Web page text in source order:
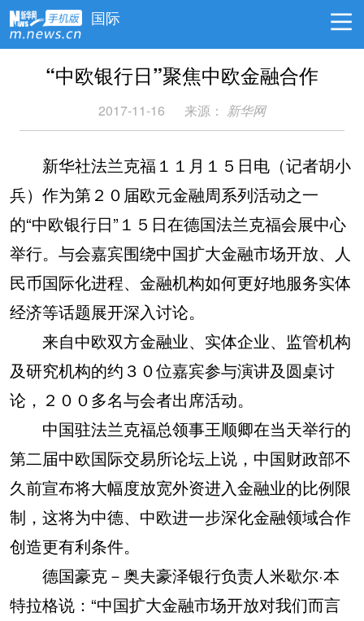
国际
“中欧银行日”聚焦中欧金融合作
2017-11-16 来源： 新华网
新华社法兰克福１１月１５日电（记者胡小
兵）作为第２０届欧元金融周系列活动之一
的“中欧银行日”１５日在德国法兰克福会展中心
举行。与会嘉宾围绕中国扩大金融市场开放、人
民币国际化进程、金融机构如何更好地服务实体
经济等话题展开深入讨论。
来自中欧双方金融业、实体企业、监管机构
及研究机构的约３０位嘉宾参与演讲及圆桌讨
论，２００多名与会者出席活动。
中国驻法兰克福总领事王顺卿在当天举行的
第二届中欧国际交易所论坛上说，中国财政部不
久前宣布将大幅度放宽外资进入金融业的比例限
制，这将为中德、中欧进一步深化金融领域合作
创造更有利条件。
德国豪克－奥夫豪泽银行负责人米歇尔·本
特拉格说：“中国扩大金融市场开放对我们而言